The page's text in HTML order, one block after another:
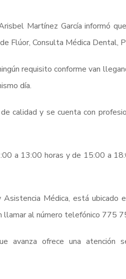
Martínez García informó
Flúor, Consulta Médica Dental,
requisito conforme van
día.
calidad y se cuenta con
a 13:00 horas y de 15:00 a
Médica, está ubicado
llamar al número telefónico 775
avanza ofrece una